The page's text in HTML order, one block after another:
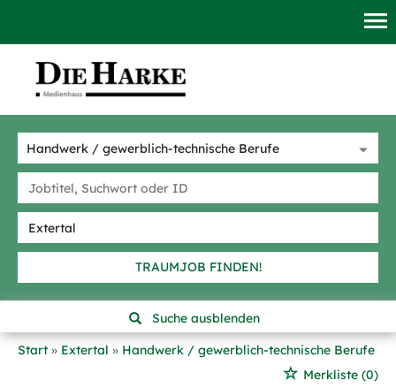
TRAUMJOB FINDEN!
Suche ausblenden
Start
Extertal
Handwerk / gewerblich-technische Berufe
Merkliste (0)